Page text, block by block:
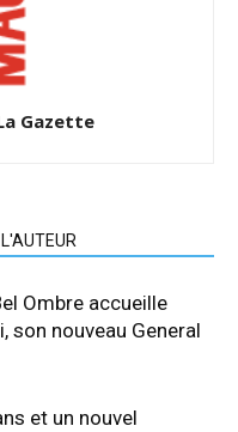
Gazette
Ombre accueille
son nouveau General
et un nouvel